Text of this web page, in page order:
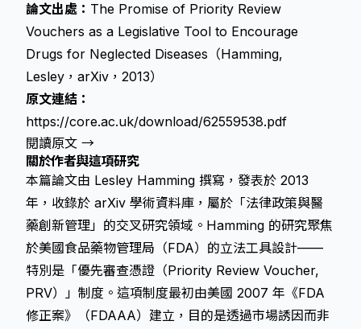
論文出處： The Promise of Priority Review
Vouchers as a Legislative Tool to Encourage
Drugs for Neglected Diseases（Hamming,
Lesley，arXiv，2013）
原文連結：
https://core.ac.uk/download/62559538.pdf
閱讀原文 →
關於作者與這項研究
本篇論文由 Lesley Hamming 撰寫，發表於 2013
年，收錄於 arXiv 學術資料庫，屬於「法律政策與醫
藥創新管理」的交叉研究領域。Hamming 的研究聚焦
於美國食品藥物管理局（FDA）的立法工具設計——
特別是「優先審查憑證（Priority Review Voucher,
PRV）」制度。這項制度最初由美國 2007 年《FDA
修正案》（FDAAA）建立，目的是透過市場誘因而非